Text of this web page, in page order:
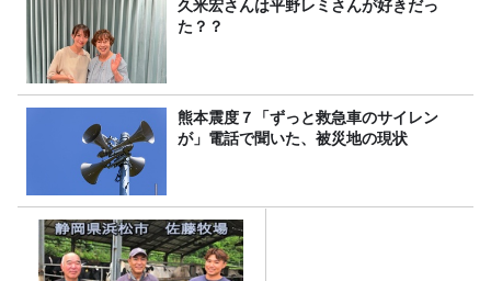
久米宏さんは平野レミさんが好きだっ
た？？
熊本震度７「ずっと救急車のサイレン
が」電話で聞いた、被災地の現状